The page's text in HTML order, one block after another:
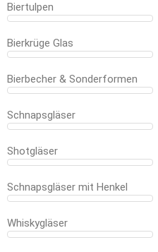
Biertulpen
Bierkrüge Glas
Bierbecher & Sonderformen
Schnapsgläser
Shotgläser
Schnapsgläser mit Henkel
Whiskygläser